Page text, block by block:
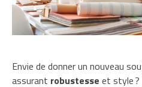
Envie de donner un nouveau
assurant robustesse et style ?